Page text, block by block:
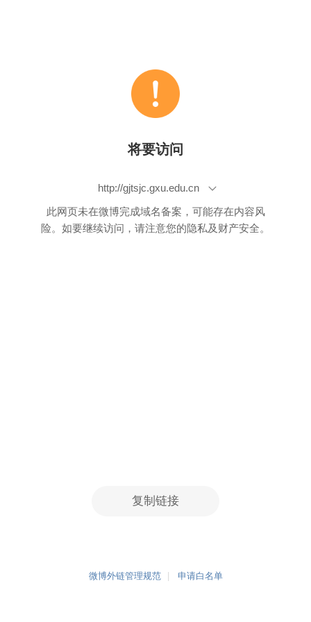
将要访问
http://gjtsjc.gxu.edu.cn
此网页未在微博完成域名备案，可能存在内容风
险。如要继续访问，请注意您的隐私及财产安全。
复制链接
微博外链管理规范 申请白名单